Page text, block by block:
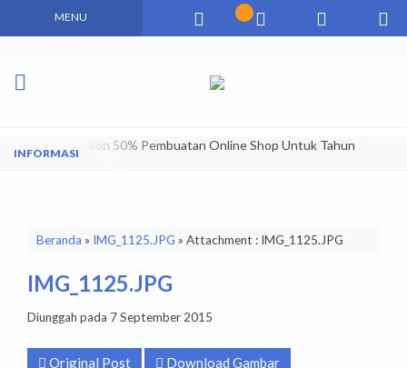
MENU
Dapatkan Diskon 50% Pembuatan Online Shop Untuk Tahun
Beranda » IMG_1125.JPG » Attachment : IMG_1125.JPG
IMG_1125.JPG
Diunggah pada 7 September 2015
Original Post Download Gambar